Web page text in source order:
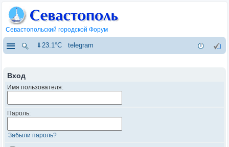
Севастопольский городской Форум
⇓23.1°C telegram
Вход
Имя пользователя:
Пароль:
Забыли пароль?